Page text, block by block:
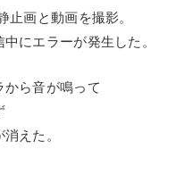
画と動画を撮影。
にエラーが発生した。
ら音が鳴って
えた。